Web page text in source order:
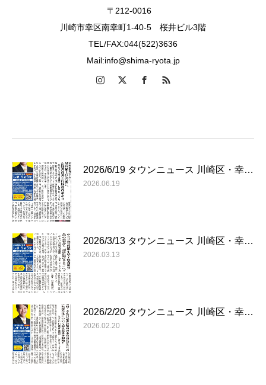
〒212-0016
川崎市幸区南幸町1-40-5 桜井ビル3階
TEL/FAX:044(522)3636
Mail:info@shima-ryota.jp
2026/6/19 タウンニュース 川崎区・幸…
2026.06.19
2026/3/13 タウンニュース 川崎区・幸…
2026.03.13
2026/2/20 タウンニュース 川崎区・幸…
2026.02.20